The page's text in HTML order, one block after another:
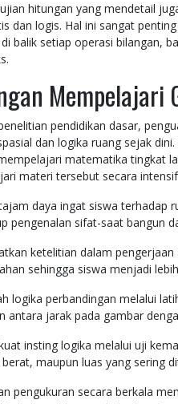
hitungan yang mendetail
dan logis. Hal ini sangat
balik setiap operasi bilangan,
Mempelajari
pendidikan dasar,
dan logika ruang sejak
matematika tingkat
materi tersebut secara
daya ingat siswa terhadap
pengenalan sifat-saat bangun
ketelitian dalam
sehingga siswa menjadi
logika perbandingan melalui
antara jarak pada gambar
insting logika melalui uji
maupun luas yang sering
pengukuran secara berkala